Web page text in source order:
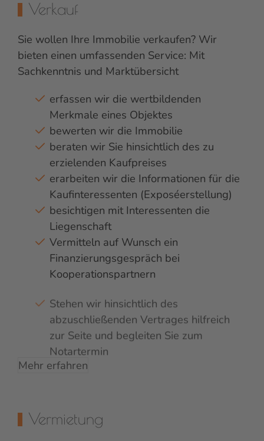
Verkauf
Sie wollen Ihre Immobilie verkaufen? Wir
bieten einen umfassenden Service: Mit
Sachkenntnis und Marktübersicht
erfassen wir die wertbildenden
Merkmale eines Objektes
bewerten wir die Immobilie
beraten wir Sie hinsichtlich des zu
erzielenden Kaufpreises
erarbeiten wir die Informationen für die
Kaufinteressenten (Exposéerstellung)
besichtigen mit Interessenten die
Liegenschaft
Vermitteln auf Wunsch ein
Finanzierungsgespräch bei
Kooperationspartnern
abzuschließenden Vertrages hilfreich
zur Seite und begleiten Sie zum
Notartermin
Mehr erfahren
Vermietung